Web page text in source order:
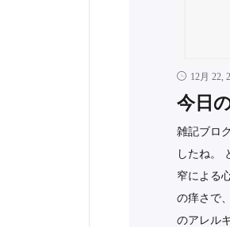
12月 22,
今日
雑記ブロ
したね。
窄による
の痒さで
のアレル